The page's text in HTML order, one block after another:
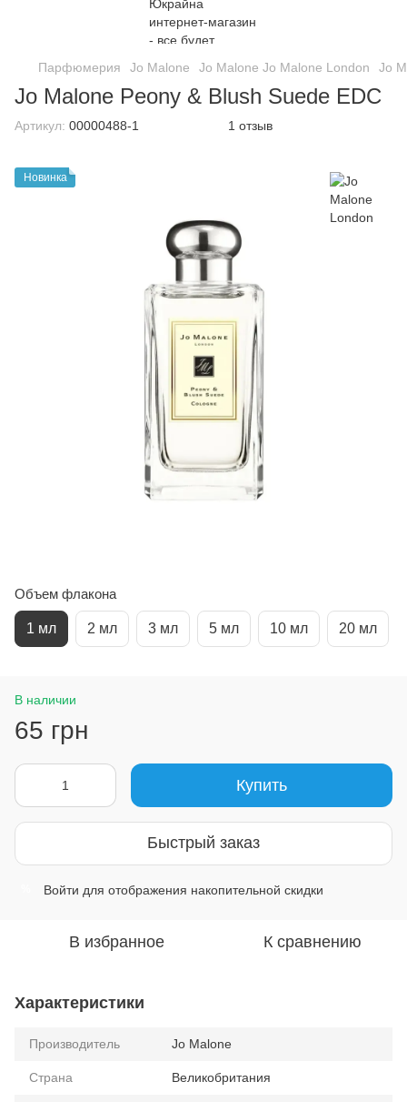
Парфюмерия Jo Malone Jo Malone Jo Malone London Jo
Jo Malone Peony & Blush Suede EDC
Артикул: 00000488-1 1 отзыв
Новинка
Объем флакона
1 мл 2 мл 3 мл 5 мл 10 мл 20 мл
В наличии
65 грн
Купить
Быстрый заказ
Войти для отображения накопительной скидки
В избранное К сравнению
Характеристики
Производитель Jo Malone
Страна Великобритания